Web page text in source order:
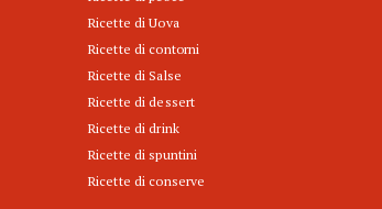
Ricette di Uova
Ricette di contorni
Ricette di Salse
Ricette di dessert
Ricette di drink
Ricette di spuntini
Ricette di conserve